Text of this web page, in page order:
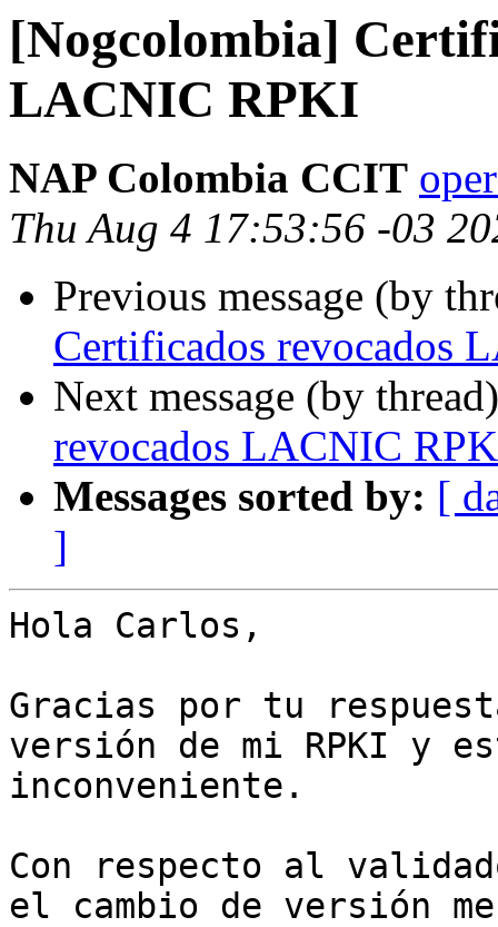
[Nogcolombia]
LACNIC RPKI
NAP Colombia CCIT
Thu Aug 4 17:53:56 -03
Previous message (by
Certificados revocados
Next message (by
revocados LACNIC
Messages sorted by: [
]
Hola Carlos,
Gracias por tu
versión de mi RPKI y
inconveniente.
Con respecto al
el cambio de versión